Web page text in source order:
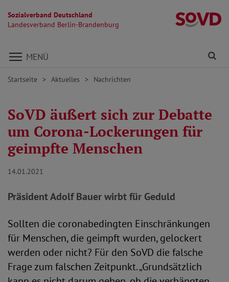
Sozialverband Deutschland
Landesverband Berlin-Brandenburg
Direkt zu den Inhalten springen
MENÜ
Startseite Aktuelles Nachrichten
SoVD äußert sich zur Debatte
um Corona-Lockerungen für
geimpfte Menschen
14.01.2021
Präsident Adolf Bauer wirbt für Geduld
Sollten die coronabedingten Einschränkungen
für Menschen, die geimpft wurden, gelockert
werden oder nicht? Für den SoVD die falsche
Frage zum falschen Zeitpunkt. „Grundsätzlich